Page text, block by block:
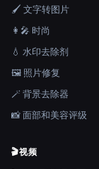
🖌️ 文字转图片
👩‍🎤 时尚
💧 水印去除剂
🖼️ 照片修复
🪄 背景去除器
📸 面部和美容评级
🎬视频